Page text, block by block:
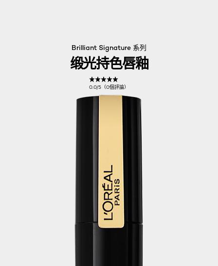
Brilliant Signature 系列
缎光持色唇釉
0.0/5（0個評論）